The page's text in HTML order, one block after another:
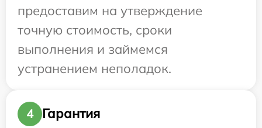
предоставим на утверждение
точную стоимость, сроки
выполнения и займемся
устранением неполадок.
4 Гарантия